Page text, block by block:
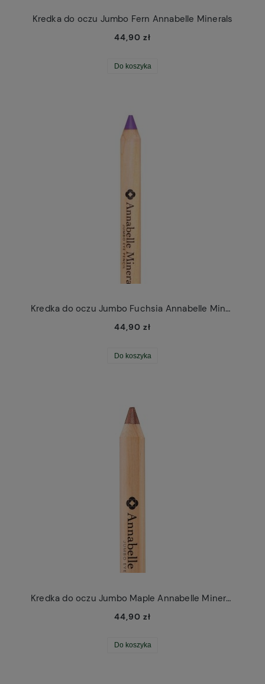
Kredka do oczu Jumbo Fern Annabelle Minerals
44,90 zł
Do koszyka
Kredka do oczu Jumbo Fuchsia Annabelle Minerals
44,90 zł
Do koszyka
Kredka do oczu Jumbo Maple Annabelle Minerals
44,90 zł
Do koszyka